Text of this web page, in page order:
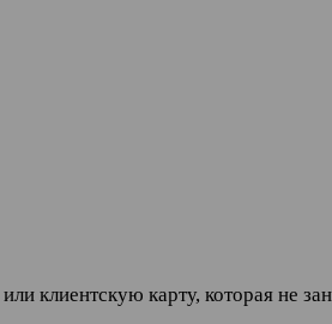
клиентскую карту, которая не